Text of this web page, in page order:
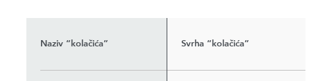
Naziv “kolačića” Svrha “kolačića”